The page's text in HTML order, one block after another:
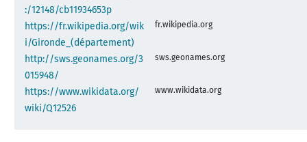
:/12148/cb11934653p
https://fr.wikipedia.org/wik
i/Gironde_(département)
fr.wikipedia.org
http://sws.geonames.org/3
015948/
sws.geonames.org
https://www.wikidata.org/
wiki/Q12526
www.wikidata.org